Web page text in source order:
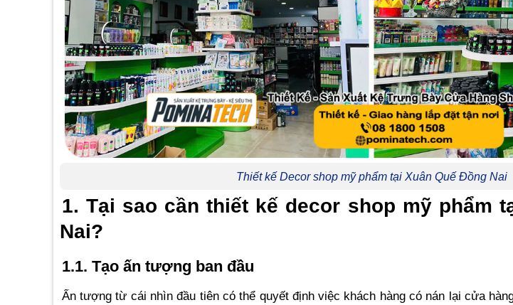
Thiết kế Decor shop mỹ phẩm tại Xuân Quế Đồng Nai
1. Tại sao cần thiết kế decor shop mỹ phẩm
Nai?
1.1. Tạo ấn tượng ban đầu
Ấn tượng từ cái nhìn đầu tiên có thể quyết định việc khách hàng có nán lại cửa